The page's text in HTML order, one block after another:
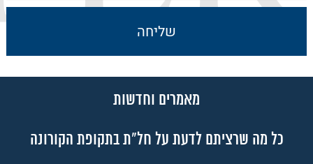
מאמרים וחדשות
כל מה שרציתם לדעת על חל"ת בתקופת הקורונה